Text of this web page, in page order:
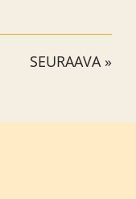
SEURAAVA »